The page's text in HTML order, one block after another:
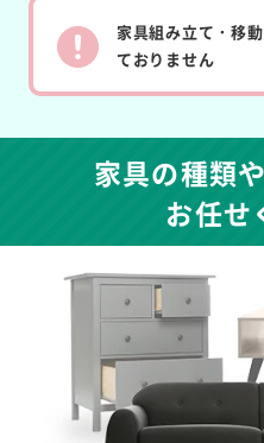
家具組み立て・移
ておりません
家具の種類
お任せ